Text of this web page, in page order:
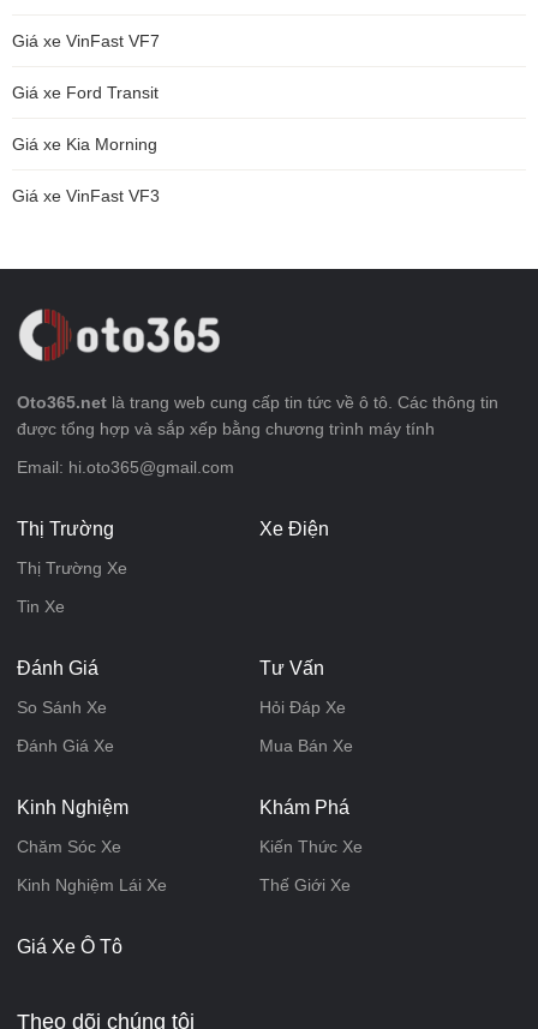
Giá xe VinFast VF7
Giá xe Ford Transit
Giá xe Kia Morning
Giá xe VinFast VF3
Oto365.net là trang web cung cấp tin tức về ô tô. Các thông tin
được tổng hợp và sắp xếp bằng chương trình máy tính
Email: hi.oto365@gmail.com
Thị Trường
Thị Trường Xe
Tin Xe
Xe Điện
Đánh Giá
So Sánh Xe
Đánh Giá Xe
Tư Vấn
Hỏi Đáp Xe
Mua Bán Xe
Kinh Nghiệm
Chăm Sóc Xe
Kinh Nghiệm Lái Xe
Khám Phá
Kiến Thức Xe
Thế Giới Xe
Giá Xe Ô Tô
Theo dõi chúng tôi